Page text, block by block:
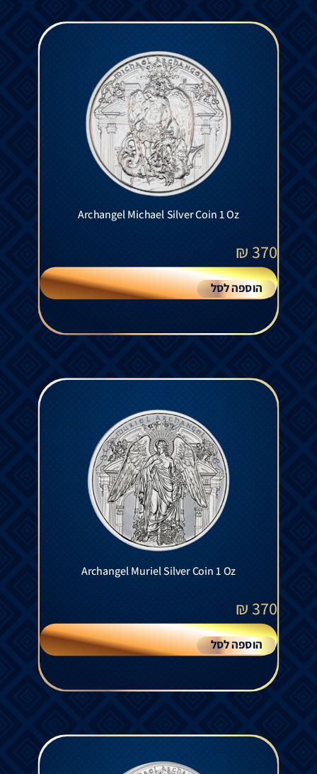
Archangel Michael Silver Coin 1 Oz
370
₪
הוספה לסל
Archangel Muriel Silver Coin 1 Oz
370
₪
הוספה לסל